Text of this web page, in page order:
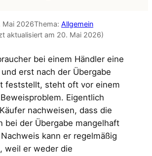
Mai 2026Thema: Allgemein
aktualisiert am 20. Mai 2026)
bei einem Händler eine
erst nach der Übergabe
feststellt, steht oft vor einem
Eigentlich
nachweisen, dass die
bei der Übergabe mangelhaft
kann er regelmäßig
weil er weder die